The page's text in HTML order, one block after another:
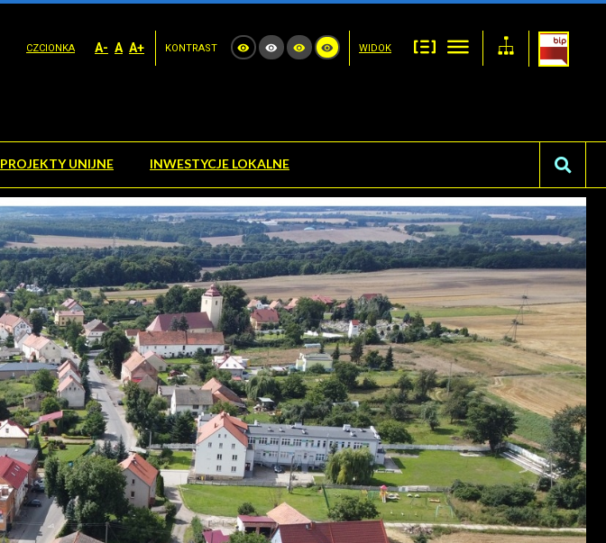
CZCIONKA A- A A+ KONTRAST WIDOK
PROJEKTY UNIJNE INWESTYCJE LOKALNE